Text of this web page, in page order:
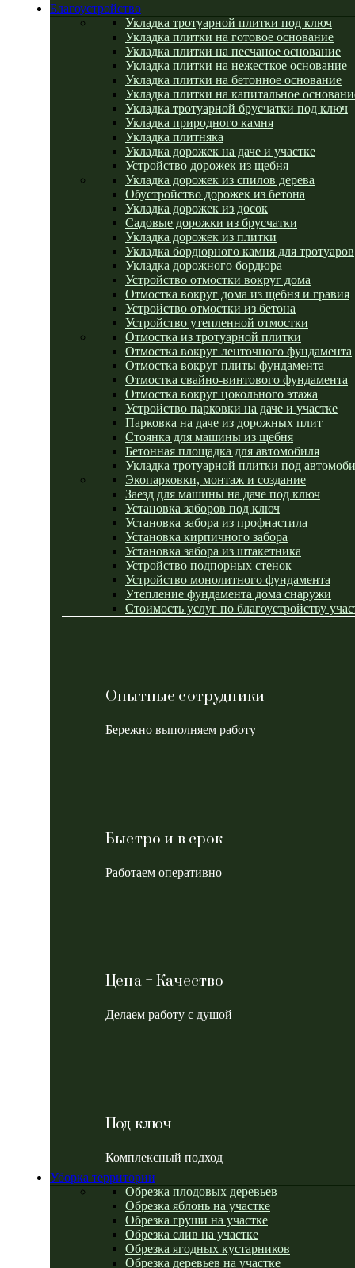
Благоустройство
Укладка тротуарной плитки под ключ
Укладка плитки на готовое основание
Укладка плитки на песчаное основание
Укладка плитки на нежесткое основание
Укладка плитки на бетонное основание
Укладка плитки на капитальное
Укладка тротуарной брусчатки под ключ
Укладка природного камня
Укладка плитняка
Укладка дорожек на даче и участке
Устройство дорожек из щебня
Укладка дорожек из спилов дерева
Обустройство дорожек из бетона
Укладка дорожек из досок
Садовые дорожки из брусчатки
Укладка дорожек из плитки
Укладка бордюрного камня для тротуаров
Укладка дорожного бордюра
Устройство отмостки вокруг дома
Отмостка вокруг дома из щебня и гравия
Устройство отмостки из бетона
Устройство утепленной отмостки
Отмостка из тротуарной плитки
Отмостка вокруг ленточного фундамента
Отмостка вокруг плиты фундамента
Отмостка свайно-винтового фундамента
Отмостка вокруг цокольного этажа
Устройство парковки на даче и участке
Парковка на даче из дорожных плит
Стоянка для машины из щебня
Бетонная площадка для автомобиля
Укладка тротуарной плитки под
Экопарковки, монтаж и создание
Заезд для машины на даче под ключ
Установка заборов под ключ
Установка забора из профнастила
Установка кирпичного забора
Установка забора из штакетника
Устройство подпорных стенок
Устройство монолитного фундамента
Утепление фундамента дома снаружи
Стоимость услуг по благоустройству
Опытные сотрудники
Бережно выполняем работу
Быстро и в срок
Работаем оперативно
Цена = Качество
Делаем работу с душой
Под ключ
Комплексный подход
Уборка территории
Обрезка плодовых деревьев
Обрезка яблонь на участке
Обрезка груши на участке
Обрезка слив на участке
Обрезка ягодных кустарников
Обрезка деревьев на участке